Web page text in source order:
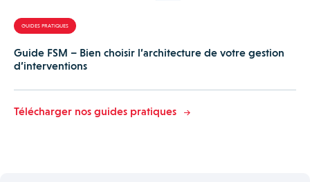
GUIDES PRATIQUES
Guide FSM – Bien choisir l’architecture de votre gestion
d’interventions
Télécharger nos guides pratiques